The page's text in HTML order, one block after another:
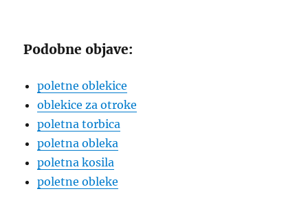
Podobne objave:
poletne oblekice
oblekice za otroke
poletna torbica
poletna obleka
poletna kosila
poletne obleke